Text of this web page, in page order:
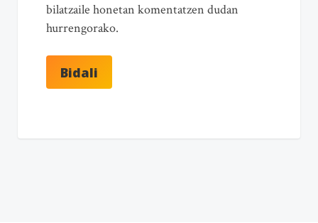
bilatzaile honetan komentatzen dudan
hurrengorako.